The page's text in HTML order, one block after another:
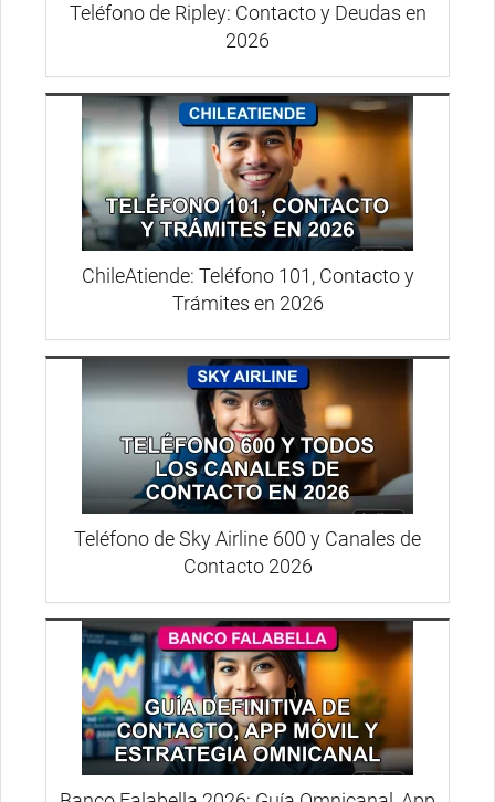
Teléfono de Ripley: Contacto y Deudas en
2026
ChileAtiende: Teléfono 101, Contacto y
Trámites en 2026
Teléfono de Sky Airline 600 y Canales de
Contacto 2026